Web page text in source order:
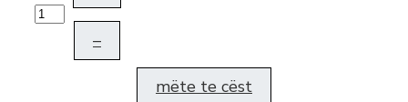
–
mëte te cëst